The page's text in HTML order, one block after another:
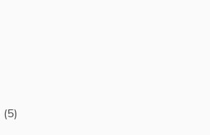
(5)